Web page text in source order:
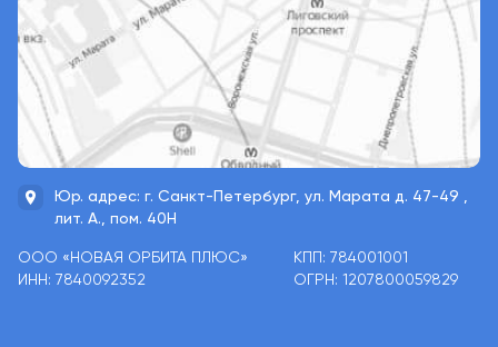
Юр. адрес: г. Санкт-Петербург, ул. Марата д. 47-49
лит. А., пом. 40Н
ООО «НОВАЯ ОРБИТА ПЛЮС»
ИНН: 7840092352
КПП: 784001001
ОГРН: 1207800059829